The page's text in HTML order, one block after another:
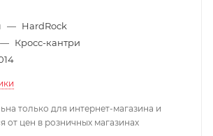
— HardRock
— Кросс-кантри
только для интернет-магазина и
от цен в розничных магазинах